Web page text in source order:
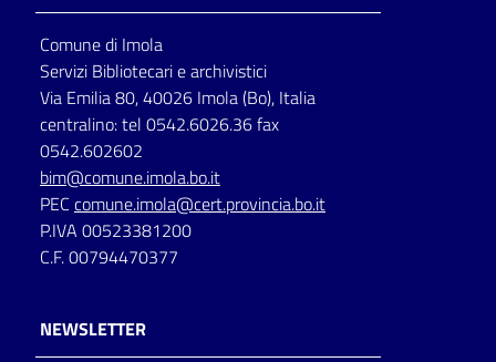
Comune di Imola
Servizi Bibliotecari e archivistici
Via Emilia 80, 40026 Imola (Bo), Italia
centralino: tel 0542.6026.36 fax
0542.602602
bim@comune.imola.bo.it
PEC comune.imola@cert.provincia.bo.it
P.IVA 00523381200
C.F. 00794470377
NEWSLETTER